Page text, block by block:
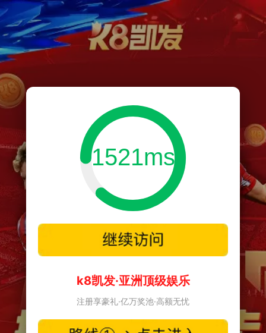
1521ms
k8凯发·亚洲顶级娱乐
注册享豪礼·亿万奖池·高额无忧